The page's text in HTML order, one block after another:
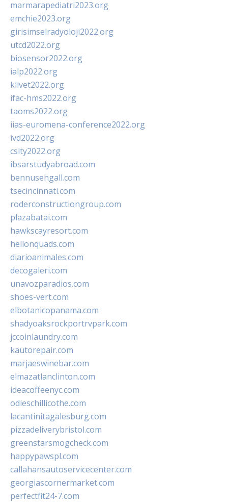
marmarapediatri2023.org
emchie2023.org
girisimselradyoloji2022.org
utcd2022.org
biosensor2022.org
ialp2022.org
klivet2022.org
ifac-hms2022.org
taoms2022.org
iias-euromena-conference2022.org
ivd2022.org
csity2022.org
ibsarstudyabroad.com
bennusehgall.com
tsecincinnati.com
roderconstructiongroup.com
plazabatai.com
hawkscayresort.com
hellonquads.com
diarioanimales.com
decogaleri.com
unavozparadios.com
shoes-vert.com
elbotanicopanama.com
shadyoaksrockportrvpark.com
jccoinlaundry.com
kautorepair.com
marjaeswinebar.com
elmazatlanclinton.com
ideacoffeenyc.com
odieschillicothe.com
lacantinitagalesburg.com
pizzadeliverybristol.com
greenstarsmogcheck.com
happypawspl.com
callahansautoservicecenter.com
georgiascornermarket.com
perfectfit24-7.com